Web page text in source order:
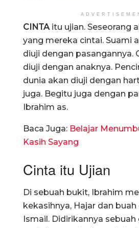
CINTA itu ujian. Seseorang
yang mereka cintai. Suami
diuji dengan pasangannya.
diuji dengan anaknya.
dunia akan diuji dengan
juga. Begitu juga dengan
Ibrahim as.
Baca Juga: Belajar
Kasih Sayang
Cinta itu Ujian
Di sebuah bukit, Ibrahim
kekasihnya, Hajar dan
Ismail. Didirikannya sebuah